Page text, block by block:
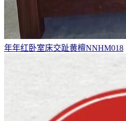
年年红卧室床交趾黄檀NNHM018